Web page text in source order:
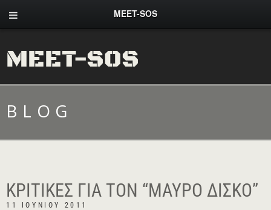
MEET-SOS
MEET-SOS
BLOG
ΚΡΙΤΙΚΈΣ ΓΙΑ ΤΟΝ “ΜΑΎΡΟ ΔΊΣΚΟ”
11 ΙΟΥΝΊΟΥ 2011